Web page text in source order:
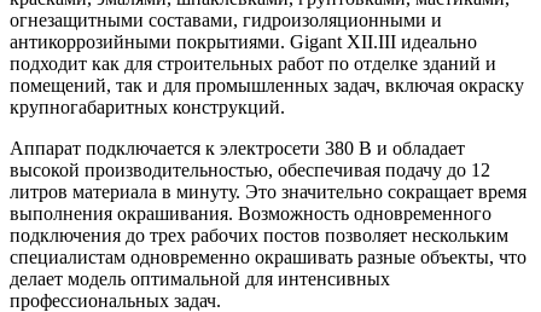
огнезащитными составами, гидроизоляционными и
антикоррозийными покрытиями. Gigant XII.III идеально
подходит как для строительных работ по отделке зданий и
помещений, так и для промышленных задач, включая окраску
крупногабаритных конструкций.
Аппарат подключается к электросети 380 В и обладает
высокой производительностью, обеспечивая подачу до 12
литров материала в минуту. Это значительно сокращает время
выполнения окрашивания. Возможность одновременного
подключения до трех рабочих постов позволяет нескольким
специалистам одновременно окрашивать разные объекты, что
делает модель оптимальной для интенсивных
профессиональных задач.